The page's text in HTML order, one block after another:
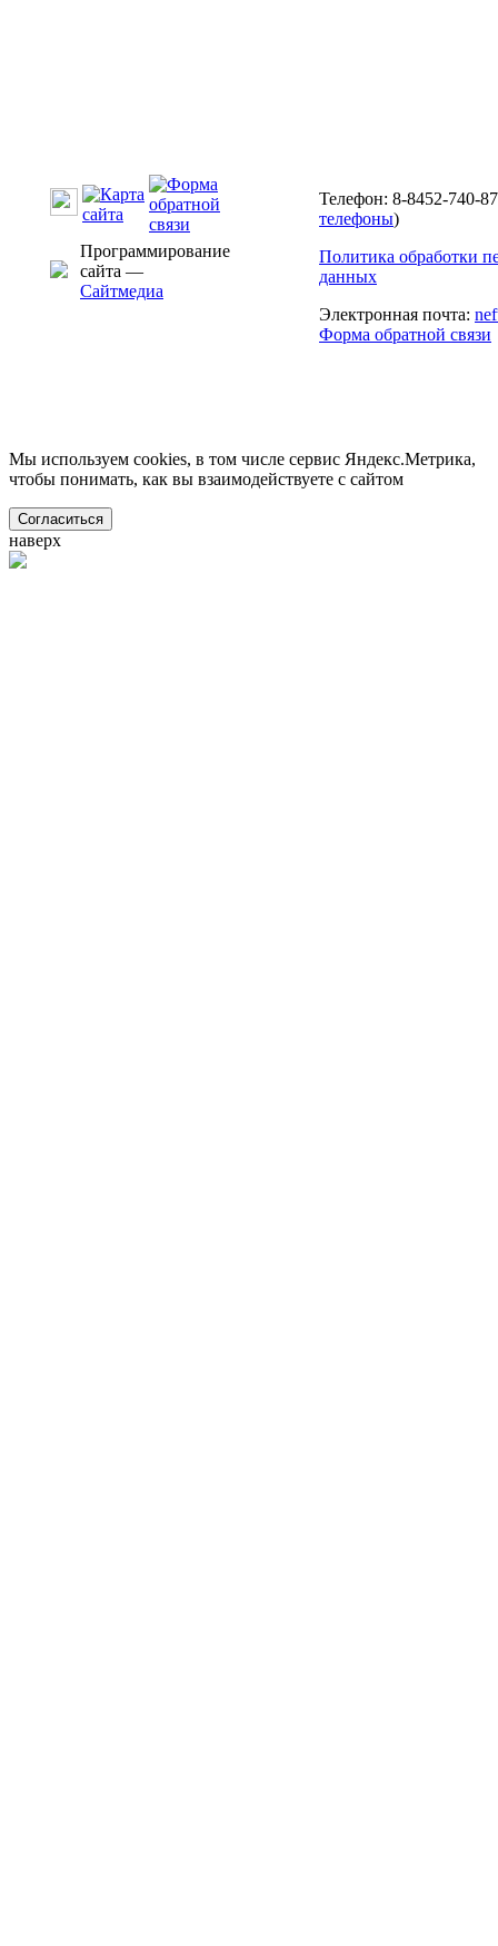
Программирование
сайта —
Сайтмедиа
Телефон: 8-8452-740-
телефоны)
Политика обработки
данных
Электронная почта:
Форма обратной связи
Мы используем cookies, в том числе сервис Яндекс.Метрика,
чтобы понимать, как вы взаимодействуете с сайтом
Согласиться
наверх